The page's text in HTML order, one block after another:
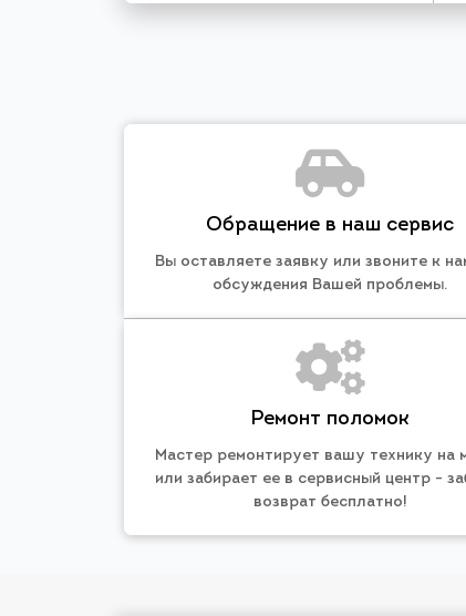
Обращение в наш сервис
Вы оставляете заявку или звоните к
обсуждения Вашей проблемы.
Ремонт поломок
Мастер ремонтирует вашу технику на
или забирает ее в сервисный центр -
возврат бесплатно!